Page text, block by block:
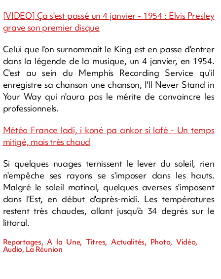
[VIDEO] Ça s'est passé un 4 janvier - 1954 : Elvis Presley
grave son premier disque
Celui que l'on surnommait le King est en passe d'entrer
dans la légende de la musique, un 4 janvier, en 1954.
C'est au sein du Memphis Recording Service qu'il
enregistre sa chanson une chanson, I'll Never Stand in
Your Way qui n'aura pas le mérite de convaincre les
professionnels.
Météo France ladi, i koné pa ankor si lafé - Un temps
mitigé, mais très chaud
Si quelques nuages ternissent le lever du soleil, rien
n'empêche ses rayons se s'imposer dans les hauts.
Malgré le soleil matinal, quelques averses s'imposent
dans l'Est, en début d'après-midi. Les températures
restent très chaudes, allant jusqu'à 34 degrés sur le
littoral.
Reportages, A la Une, Titres, Actualités, Photo, Vidéo,
Audio, La Réunion